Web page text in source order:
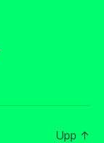
Upp ↑